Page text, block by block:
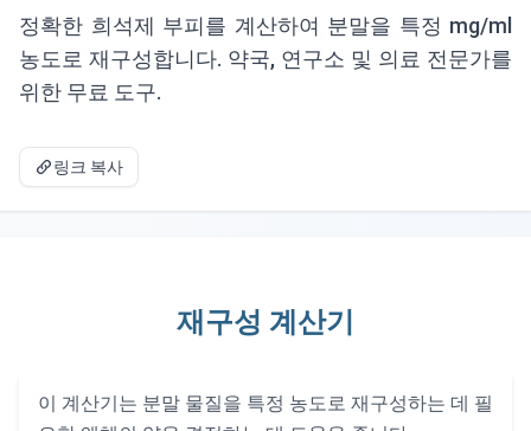
정확한 희석제 부피를 계산하여 분말을 특정 mg/ml
농도로 재구성합니다. 약국, 연구소 및 의료 전문가를
위한 무료 도구.
링크 복사
재구성 계산기
이 계산기는 분말 물질을 특정 농도로 재구성하는 데 필